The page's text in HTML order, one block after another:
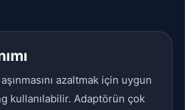
azaltmak için uygun
kullanılabilir. Adaptörün çok